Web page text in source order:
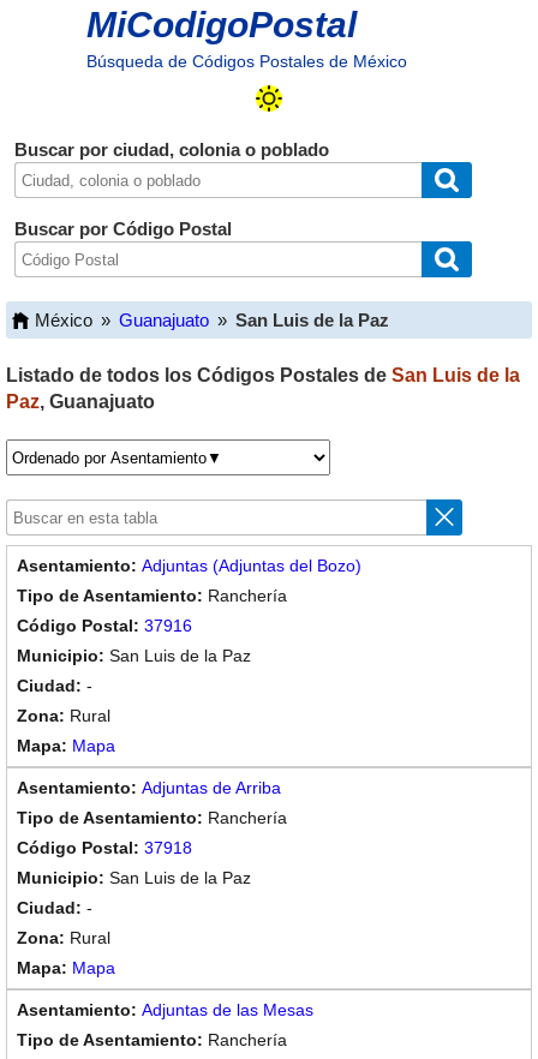
MiCodigoPostal
Búsqueda de Códigos Postales de México
Buscar por ciudad, colonia o poblado
Buscar por Código Postal
México » Guanajuato » San Luis de la Paz
Listado de todos los Códigos Postales de San Luis de la
Paz, Guanajuato
Adjuntas (Adjuntas del Bozo)
Ranchería
37916
San Luis de la Paz
-
Rural
Mapa
Adjuntas de Arriba
Ranchería
37918
San Luis de la Paz
-
Rural
Mapa
Adjuntas de las Mesas
Ranchería